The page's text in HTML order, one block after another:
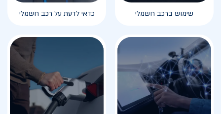
שימוש ברכב חשמלי כדאי לדעת על רכב חשמלי